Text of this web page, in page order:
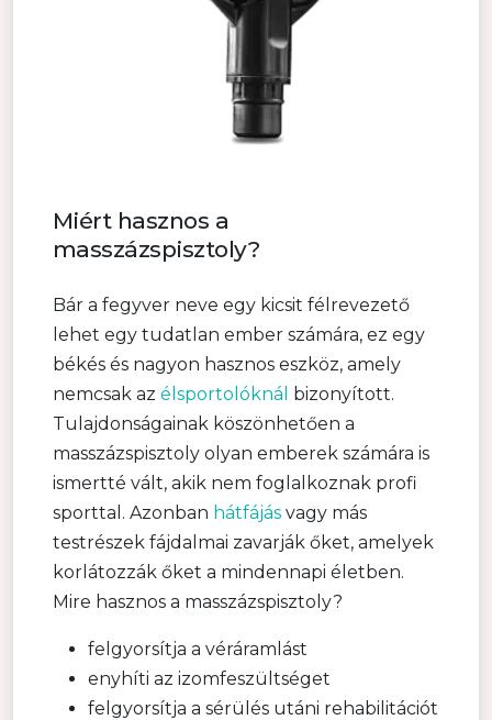
Miért hasznos a
masszázspisztoly?
Bár a fegyver neve egy kicsit félrevezető
lehet egy tudatlan ember számára, ez egy
békés és nagyon hasznos eszköz, amely
nemcsak az élsportolóknál bizonyított.
Tulajdonságainak köszönhetően a
masszázspisztoly olyan emberek számára is
ismertté vált, akik nem foglalkoznak profi
sporttal. Azonban hátfájás vagy más
testrészek fájdalmai zavarják őket, amelyek
korlátozzák őket a mindennapi életben.
Mire hasznos a masszázspisztoly?
felgyorsítja a véráramlást
enyhíti az izomfeszültséget
felgyorsítja a sérülés utáni rehabilitációt